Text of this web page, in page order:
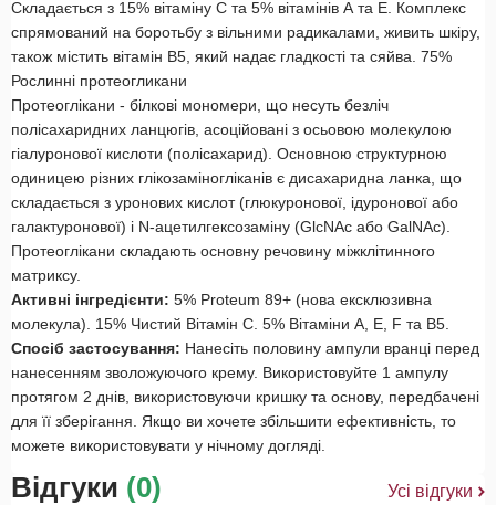
Складається з 15% вітаміну С та 5% вітамінів А та Е. Комплекс
спрямований на боротьбу з вільними радикалами, живить шкіру,
також містить вітамін B5, який надає гладкості та сяйва. 75%
Рослинні протеогликани
Протеоглікани - білкові мономери, що несуть безліч
полісахаридних ланцюгів, асоційовані з осьовою молекулою
гіалуронової кислоти (полісахарид). Основною структурною
одиницею різних глікозаміногліканів є дисахаридна ланка, що
складається з уронових кислот (глюкуронової, ідуронової або
галактуронової) і N-ацетилгексозаміну (GlcNAc або GalNAc).
Протеоглікани складають основну речовину міжклітинного
матриксу.
Активні інгредієнти: 5% Proteum 89+ (нова ексклюзивна
молекула). 15% Чистий Вітамін С. 5% Вітаміни А, Е, F та В5.
Спосіб застосування: Нанесіть половину ампули вранці перед
нанесенням зволожуючого крему. Використовуйте 1 ампулу
протягом 2 днів, використовуючи кришку та основу, передбачені
для її зберігання. Якщо ви хочете збільшити ефективність, то
можете використовувати у нічному догляді.
Відгуки (0) Усі відгуки